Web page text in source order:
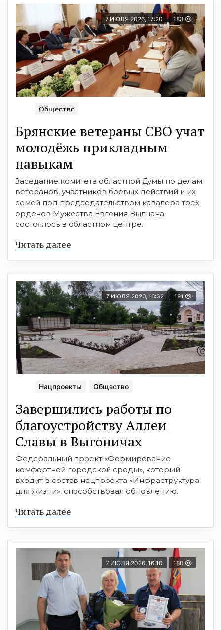
7 ИЮЛЯ 2026, 17:20 183
Общество
Брянские ветераны СВО учат
молодёжь прикладным
навыкам
Заседание комитета областной Думы по делам
ветеранов, участников боевых действий и их
семей под председательством кавалера трех
орденов Мужества Евгения Вылцана
состоялось в областном центре.
Читать далее
7 ИЮЛЯ 2026, 16:32 191
Нацпроекты Общество
Завершились работы по
благоустройству Аллеи
Славы в Выгоничах
Федеральный проект «Формирование
комфортной городской среды», который
входит в состав нацпроекта «Инфраструктура
для жизни», способствовал обновлению.
Читать далее
7 ИЮЛЯ 2026, 16:10 180